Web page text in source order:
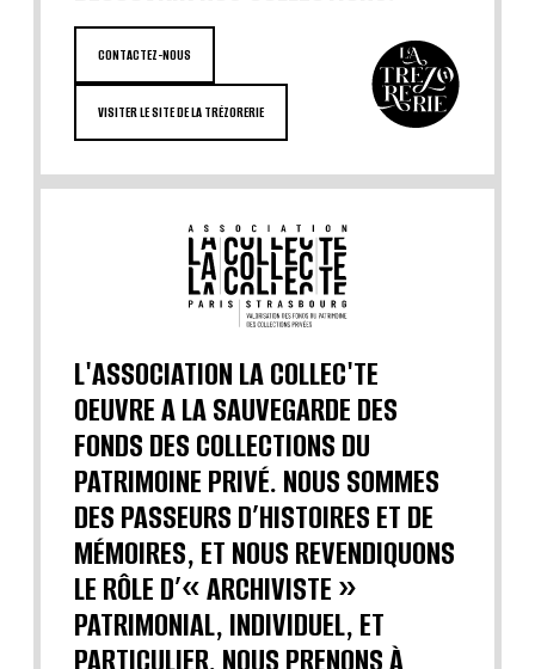
CONTACTEZ-NOUS
VISITER LE SITE DE LA TRÉZORERIE
L'ASSOCIATION LA COLLEC'TE
OEUVRE A LA SAUVEGARDE DES
FONDS DES COLLECTIONS DU
PATRIMOINE PRIVÉ. NOUS SOMMES
DES PASSEURS D’HISTOIRES ET DE
MÉMOIRES, ET NOUS REVENDIQUONS
LE RÔLE D’« ARCHIVISTE »
PATRIMONIAL, INDIVIDUEL, ET